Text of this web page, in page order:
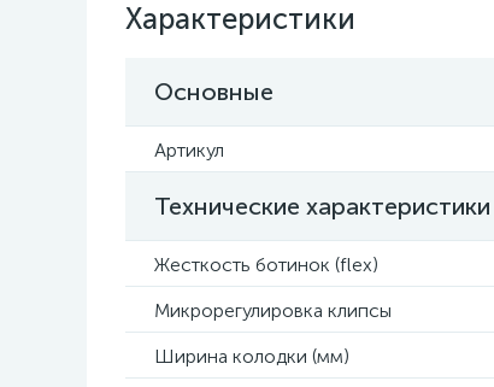
Характеристики
Основные
Артикул
Технические характеристики
Жесткость ботинок (flex)
Микрорегулировка клипсы
Ширина колодки (мм)